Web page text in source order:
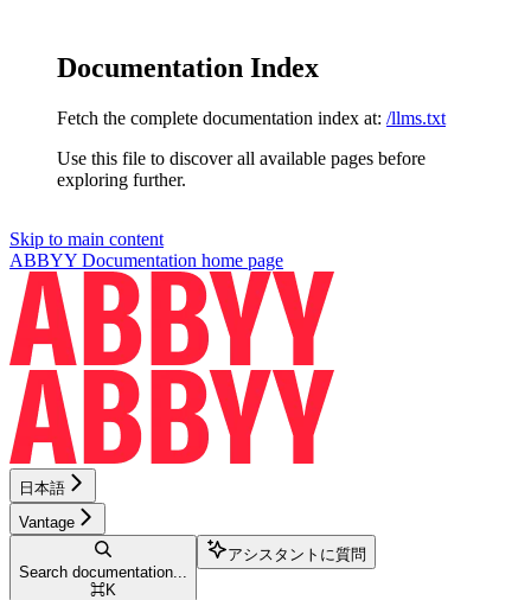
Documentation Index
Fetch the complete documentation index at: /llms.txt
Use this file to discover all available pages before
exploring further.
Skip to main content
ABBYY Documentation home page
日本語
Vantage
Search documentation...
⌘K
アシスタントに質問